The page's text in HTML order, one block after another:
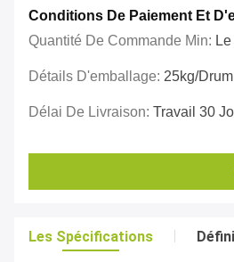
Conditions De Paiement Et
Quantité De Commande Min:
Détails D'emballage: 25kg/drum
Délai De Livraison: Travail 30
Les Spécifications